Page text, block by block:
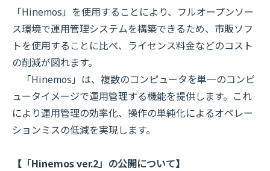
「Hinemos」を使用することにより、フルオープンソー
ス環境で運用管理システムを構築できるため、市販ソフ
トを使用することに比べ、ライセンス料金などのコスト
の削減が図れます。
「Hinemos」は、複数のコンピュータを単一のコンピ
ュータイメージで運用管理する機能を提供します。これ
により運用管理の効率化、操作の単純化によるオペレー
ションミスの低減を実現します。
【「Hinemos ver.2」の公開について】